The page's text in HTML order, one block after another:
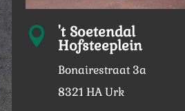
 't Soetendal
Hofsteeplein
Bonairestraat 3a
8321 HA Urk